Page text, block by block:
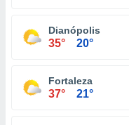
Dianópolis
35° 20°
Fortaleza
37° 21°